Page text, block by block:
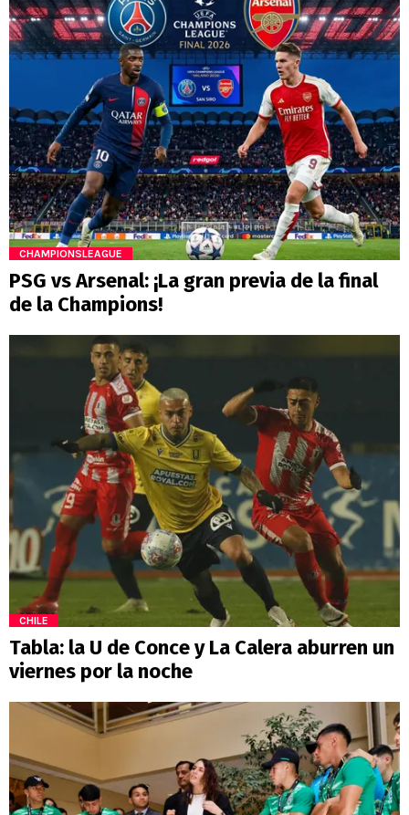
CHAMPIONSLEAGUE
PSG vs Arsenal: ¡La gran previa de la final
de la Champions!
CHILE
Tabla: la U de Conce y La Calera aburren un
viernes por la noche